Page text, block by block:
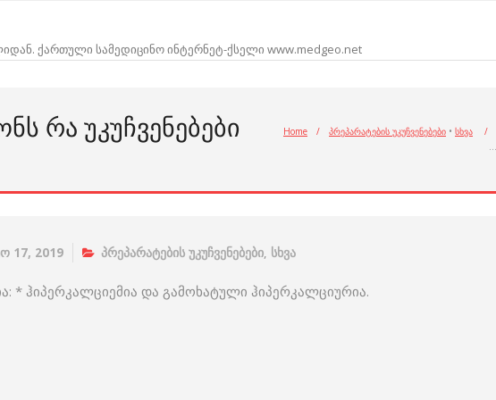
ქართული სამედიცინო ინტერნეტ-ქსელი www.medgeo.net
ᲠᲐ ᲣᲙᲣᲩᲕᲔᲜᲔᲑᲔᲑᲘ Home / პრეპარატების უკუჩვენებები • სხვა
/
…
17, 2019 პრეპარატების უკუჩვენებები, სხვა
* ჰიპერკალციემია და გამოხატული ჰიპერკალციურია.